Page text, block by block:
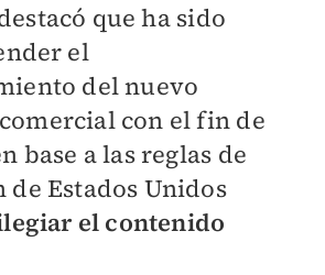
que ha sido
el
del nuevo
con el fin de
base a las reglas de
de Estados Unidos
el contenido